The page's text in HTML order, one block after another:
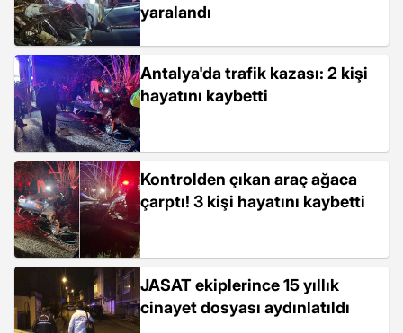
yaralandı
Antalya'da trafik kazası: 2 kişi
hayatını kaybetti
Kontrolden çıkan araç ağaca
çarptı! 3 kişi hayatını kaybetti
JASAT ekiplerince 15 yıllık
cinayet dosyası aydınlatıldı